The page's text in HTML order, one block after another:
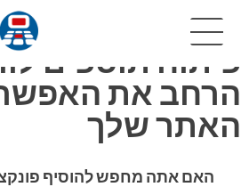
to
content
פיתוח תוספים
הרחב את
האתר שלך
האם אתה מחפש להוסיף